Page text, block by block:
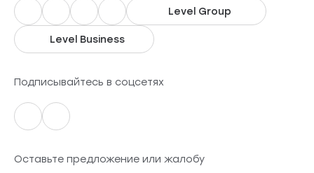
Level Group
Level Business
Подписывайтесь в соцсетях
Оставьте предложение или жалобу